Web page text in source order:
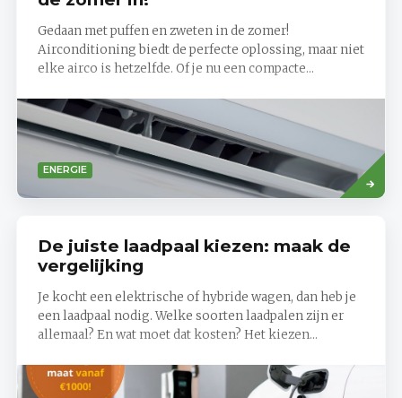
Gedaan met puffen en zweten in de zomer!
Airconditioning biedt de perfecte oplossing, maar niet
elke airco is hetzelfde. Of je nu een compacte...
ENERGIE
Read
more
De juiste laadpaal kiezen: maak de
vergelijking
Je kocht een elektrische of hybride wagen, dan heb je
een laadpaal nodig. Welke soorten laadpalen zijn er
allemaal? En wat moet dat kosten? Het kiezen...